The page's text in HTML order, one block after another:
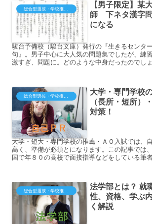
総合型選抜・学校推薦型（大学・短大・専門）【男子限定】某
師 下ネタ漢字
になる
駿台予備校（駿台文庫）発行の『生きるセンタ
句』。男子中心に大人気の問題集でしたが、練
激すぎ、問題に。どのような中身だったのでし
総合型選抜・学校推薦型（大学・短大・専門）大学・専門学校
（長所・短所）
対策！
大学・短大・専門学校の推薦・ＡＯ入試では、
高く、準備が必須とになります。この記事では
国で年８０の高校で面接指導などをしている筆
総合型選抜・学校推薦型（大学・短大・専門）法学部とは？ 就
性、資格、学ぶ
く解説